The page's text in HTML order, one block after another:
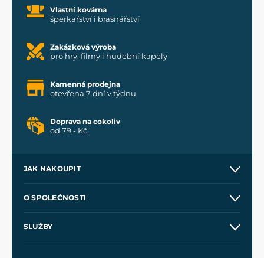
Vlastní kovárna
šperkařství i brašnářství
Zakázková výroba
pro hry, filmy i hudební kapely
Kamenná prodejna
otevřena 7 dní v týdnu
Doprava na cokoliv
od 79,- Kč
JAK NAKOUPIT
Velkoobchod
O SPOLEČNOSTI
SLUŽBY